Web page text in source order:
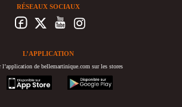
RÉSEAUX SOCIAUX
L’APPLICATION
l’application de bellemartinique.com sur les stores
appstore
googleplay